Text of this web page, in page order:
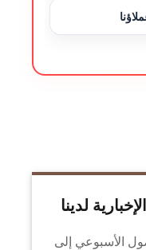
لدينا
الأسبوعي إلى